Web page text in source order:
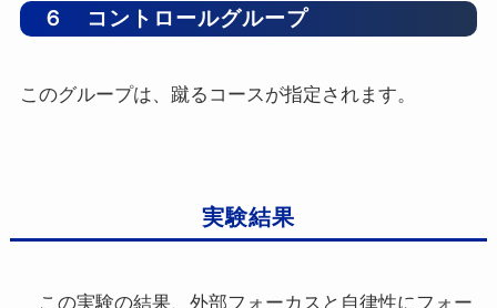
６ コントロールグループ
このグループは、蹴るコースが指定されます。
実験結果
この実験の結果、外部フォーカスと自律性にフォー